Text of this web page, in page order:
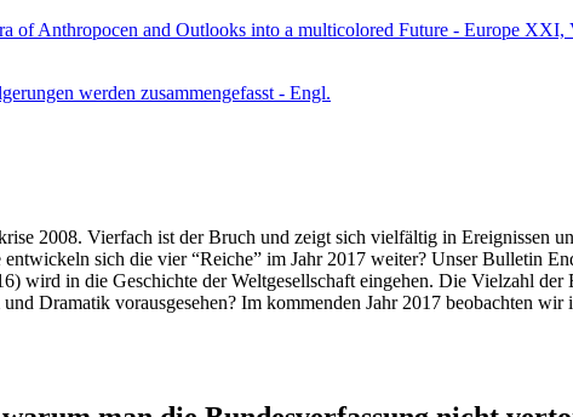
Anthropocen and Outlooks into a multicolored Future - Europe XXI,
werden zusammengefasst - Engl.
2008. Vierfach ist der Bruch und zeigt sich vielfältig in Ereignissen
sich die vier “Reiche” im Jahr 2017 weiter? Unser Bulletin
wird in die Geschichte der Weltgesellschaft eingehen. Die Vielzahl der
Dramatik vorausgesehen? Im kommenden Jahr 2017 beobachten